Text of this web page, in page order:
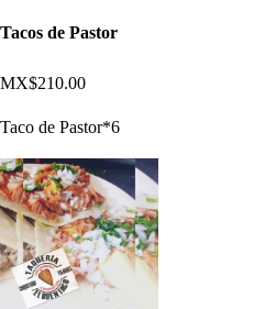
Tacos de Pastor
MX$210.00
Taco de Pastor*6